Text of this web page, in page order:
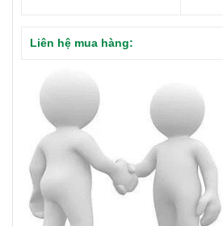
Liên hệ mua hàng: